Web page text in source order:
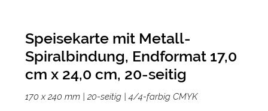
Speisekarte mit Metall-
Spiralbindung, Endformat 17,0
cm x 24,0 cm, 20-seitig
170 x 240 mm | 20-seitig | 4/4-farbig CMYK